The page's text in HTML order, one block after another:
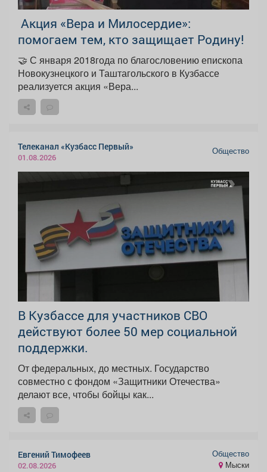
️ Акция «Вера и Милосердие»:
помогаем тем, кто защищает Родину!
🤝 С января 2018года по благословению епископа
Новокузнецкого и Таштагольского в Кузбассе
реализуется акция «Вера...
Телеканал «Кузбасс Первый»
01.08.2026
Общество
В Кузбассе для участников СВО
действуют более 50 мер социальной
поддержки.
От федеральных, до местных. Государство
совместно с фондом «Защитники Отечества»
делают все, чтобы бойцы как...
Евгений Тимофеев
02.08.2026
Общество
Мыски